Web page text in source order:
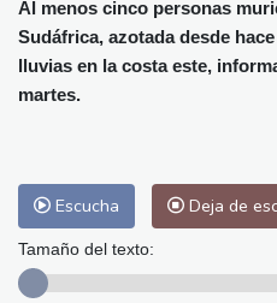
Alicante
27 °C
Málaga
26 °C
Las Palmas de Gran
Ibiza
Panama City
25 °C
Al menos cinco personas
Sudáfrica, azotada desde
lluvias en la costa este,
martes.
Escucha Deja de
Tamaño del texto: